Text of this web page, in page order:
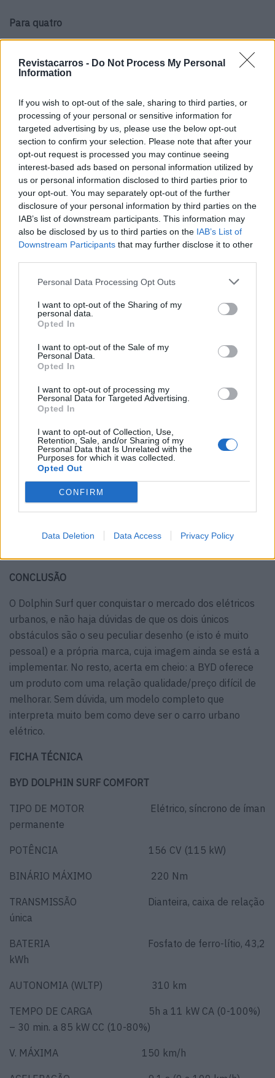
Revistacarros - Do Not Process My Personal
Information
If you wish to opt-out of the sale, sharing to third parties, or
processing of your personal or sensitive information for
targeted advertising by us, please use the below opt-out
section to confirm your selection. Please note that after your
opt-out request is processed you may continue seeing
interest-based ads based on personal information utilized by
us or personal information disclosed to third parties prior to
your opt-out. You may separately opt-out of the further
disclosure of your personal information by third parties on the
IAB’s list of downstream participants. This information may
also be disclosed by us to third parties on the IAB’s List of
Downstream Participants that may further disclose it to other
Personal Data Processing Opt Outs
I want to opt-out of the Sharing of my
personal data.
Opted In
I want to opt-out of the Sale of my
Personal Data.
Opted In
I want to opt-out of processing my
Personal Data for Targeted Advertising.
Opted In
I want to opt-out of Collection, Use,
Retention, Sale, and/or Sharing of my
Personal Data that Is Unrelated with the
Purposes for which it was collected.
Opted Out
CONFIRM
Data Deletion Data Access Privacy Policy
Para quatro
de comprimento, maior que os citados Dacia Spring e
Grande Panda e Renault 5 E-TECH, estes com um
posicionamento algo superior. Isso não impede que o
Dolphin Surf esteja bem aproveitado por dentro. Por
exemplo, admite adultos de até 1,85 metros na parte de
trás, tendo em conta que só tem homologação para 4
lugares. A bagageira não se destaca, mas com 308 litros
cumpre.
Para terminar, a BYD optou por uma configuração de
chassis muito confortável. O eixo traseiro poderia ser
mais preciso em pavimento irregular, assim como a
direção, mas comporta-se muito bem a velocidade de
autoestrada atendendo às suas dimensões reduzidas. A
certamente, passará despercebido ao cliente mais
cosmopolita.
Texto Eduardo Lausín Fotos Paulo Calisto
CONCLUSÃO
O Dolphin Surf quer conquistar o mercado dos elétricos
urbanos, e não haja dúvidas de que os dois únicos
obstáculos são o seu peculiar desenho (e isto é muito
pessoal) e a própria marca, cuja imagem ainda se está a
implementar. No resto, acerta em cheio: a BYD oferece
um produto com uma relação qualidade/preço difícil de
melhorar. Sem dúvida, um modelo completo que
interpreta muito bem como deve ser o carro urbano
elétrico.
FICHA TÉCNICA
BYD DOLPHIN SURF COMFORT
TIPO DE MOTOR Elétrico, síncrono de íman
permanente
POTÊNCIA 156 CV (115 kW)
BINÁRIO MÁXIMO 220 Nm
TRANSMISSÃO Dianteira, caixa de relação
única
BATERIA Fosfato de ferro-lítio, 43,2
kWh
AUTONOMIA (WLTP) 310 km
TEMPO DE CARGA 5h a 11 kW CA (0-100%)
– 30 min. a 85 kW CC (10-80%)
V. MÁXIMA 150 km/h